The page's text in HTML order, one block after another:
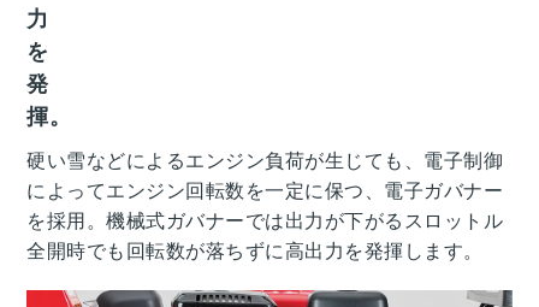
力
を
発
揮。
硬い雪などによるエンジン負荷が生じても、電子制御
によってエンジン回転数を一定に保つ、電子ガバナー
を採用。機械式ガバナーでは出力が下がるスロットル
全開時でも回転数が落ちずに高出力を発揮します。